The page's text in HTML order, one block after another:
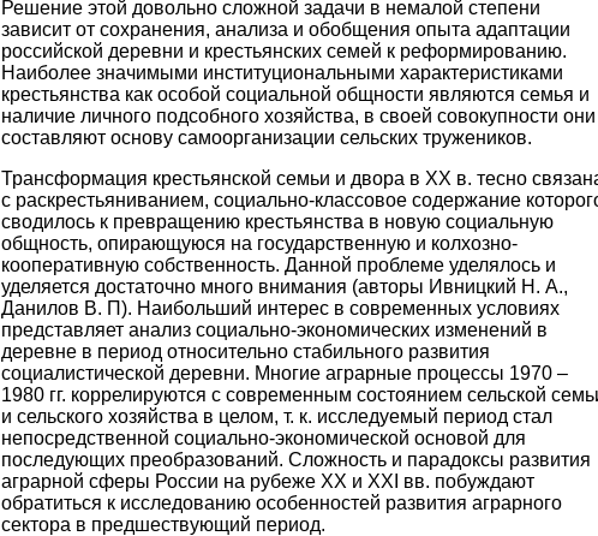
Решение этой довольно сложной задачи в немалой степени
зависит от сохранения, анализа и обобщения опыта адаптации
российской деревни и крестьянских семей к реформированию.
Наиболее значимыми институциональными характеристиками
крестьянства как особой социальной общности являются семья и
наличие личного подсобного хозяйства, в своей совокупности они
составляют основу самоорганизации сельских тружеников.
Трансформация крестьянской семьи и двора в ХХ в. тесно
с раскрестьяниванием, социально-классовое содержание
сводилось к превращению крестьянства в новую социальную
общность, опирающуюся на государственную и колхозно-
кооперативную собственность. Данной проблеме уделялось и
уделяется достаточно много внимания (авторы Ивницкий Н. А.,
Данилов В. П). Наибольший интерес в современных условиях
представляет анализ социально-экономических изменений в
деревне в период относительно стабильного развития
социалистической деревни. Многие аграрные процессы 1970 –
1980 гг. коррелируются с современным состоянием сельской
и сельского хозяйства в целом, т. к. исследуемый период стал
непосредственной социально-экономической основой для
последующих преобразований. Сложность и парадоксы развития
аграрной сферы России на рубеже ХХ и ХХI вв. побуждают
обратиться к исследованию особенностей развития аграрного
сектора в предшествующий период.